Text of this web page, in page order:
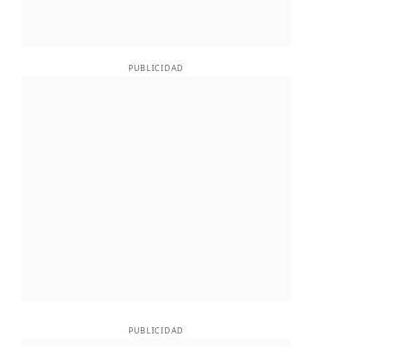
PUBLICIDAD
PUBLICIDAD